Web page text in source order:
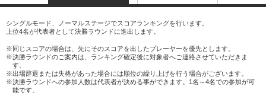
シングルモード、ノーマルステージでスコアランキングを行います。
上位4名が代表者として決勝ラウンドに進出します。
同じスコアの場合は、先にそのスコアを出したプレーヤーを優先とします。
決勝ラウンドのご案内は、ランキング確定後に対象者へご連絡させていただきま
す。
出場辞退または失格があった場合には順位の繰り上げを行う場合がございます。
決勝ラウンドへの参加人数は代表者が決める事ができます。1名～4名での参加が可
能です。